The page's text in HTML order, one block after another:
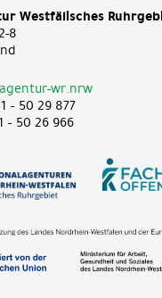
Westfälisches
8
wr.nrw
– 50 29 877
– 50 26 966